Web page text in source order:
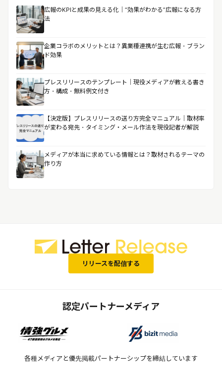
広報のKPIと成果の見える化｜“効果がわかる”広報になる方
法
企業コラボのメリットとは？異業種連携が生む広報・ブラン
ド効果
プレスリリースのテンプレート｜現役メディアが教える書き
方・構成・無料例文付き
【決定版】プレスリリースの送り方完全マニュアル｜取材率
が変わる宛先・タイミング・メール作法を現役記者が解説
メディアが本当に求めている情報とは？取材されるテーマの
作り方
リリースを配信する
認定パートナーメディア
各種メディアと優先掲載パートナーシップを締結しています